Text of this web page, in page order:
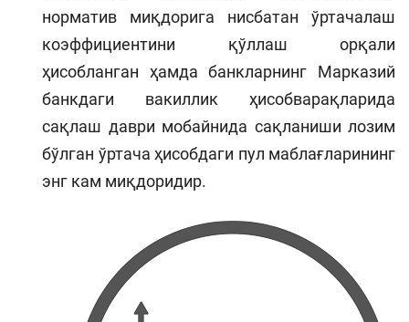
норматив миқдорига нисбатан ўртачалаш
коэффициентини қўллаш орқали
ҳисобланган ҳамда банкларнинг Марказий
банкдаги вакиллик ҳисобварақларида
сақлаш даври мобайнида сақланиши лозим
бўлган ўртача ҳисобдаги пул маблағларининг
энг кам миқдоридир.